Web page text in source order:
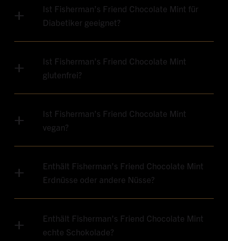
Ist Fisherman’s Friend Chocolate Mint für
Diabetiker geeignet?
Ist Fisherman’s Friend Chocolate Mint
glutenfrei?
Ist Fisherman’s Friend Chocolate Mint
vegan?
Enthält Fisherman’s Friend Chocolate Mint
Erdnüsse oder andere Nüsse?
Enthält Fisherman’s Friend Chocolate Mint
echte Schokolade?